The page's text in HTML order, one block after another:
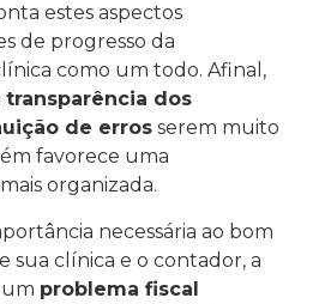
estes aspectos
de progresso da
como um todo. Afinal,
transparência dos
de erros serem muito
favorece uma
organizada.
necessária ao bom
sua clínica e o contador, a
problema fiscal